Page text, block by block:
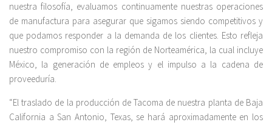
nuestra filosofía, evaluamos continuamente nuestras operaciones
de manufactura para asegurar que sigamos siendo competitivos y
que podamos responder a la demanda de los clientes. Esto refleja
nuestro compromiso con la región de Norteamérica, la cual incluye
México, la generación de empleos y el impulso a la cadena de
proveeduría.
“El traslado de la producción de Tacoma de nuestra planta de Baja
California a San Antonio, Texas, se hará aproximadamente en los